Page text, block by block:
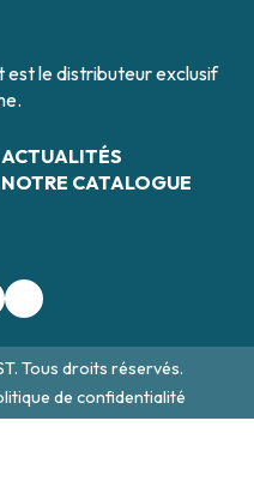
est le distributeur exclusif
ACTUALITÉS
NOTRE CATALOGUE
Tous droits réservés.
de confidentialité